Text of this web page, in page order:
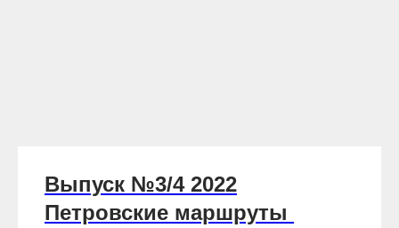
Выпуск №3/4 2022
Петровские маршруты